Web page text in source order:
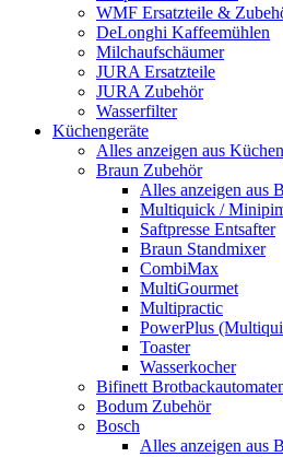
WMF Ersatzteile &
DeLonghi Kaffeemühlen
Milchaufschäumer
JURA Ersatzteile
JURA Zubehör
Wasserfilter
Küchengeräte
Alles anzeigen aus
Braun Zubehör
Alles anzeigen aus
Multiquick /
Saftpresse Entsafter
Braun Standmixer
CombiMax
MultiGourmet
Multipractic
PowerPlus
Toaster
Wasserkocher
Bifinett
Bodum Zubehör
Bosch
Alles anzeigen aus